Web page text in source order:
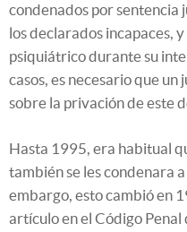
condenados por sentencia
los declarados incapaces,
psiquiátrico durante su
casos, es necesario que
sobre la privación de este
Hasta 1995, era habitual
también se les condenara
embargo, esto cambió en
artículo en el Código